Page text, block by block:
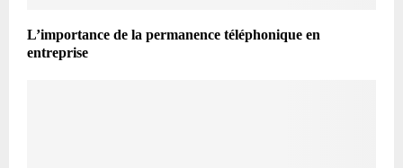
L’importance de la permanence téléphonique en
entreprise